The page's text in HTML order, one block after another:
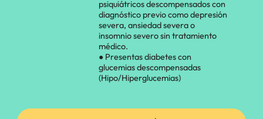
psiquiátricos descompensados con
diagnóstico previo como depresión
severa, ansiedad severa o
insomnio severo sin tratamiento
médico.
● Presentas diabetes con
glucemias descompensadas
(Hipo/Hiperglucemias)